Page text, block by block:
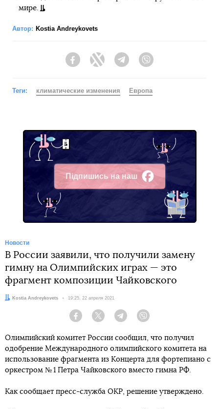
мире.
Автор: Kostia Andreykovets
FacebookTwitter Telegram
Теги: климатические изменения Европа
Підпишись на наш
Facebook
Новости
В России заявили, что получили замену
гимну на Олимпийских играх — это
фрагмент композиции Чайковского
Автор:Kostia Andreykovets Дата:
19:25, 22 апреля 2021
Facebook Twitter Telegram
Олимпийский комитет России сообщил, что получил
одобрение Международного олимпийского комитета на
использование фрагмента из Концерта для фортепиано с
оркестром № 1 Петра Чайковского вместо гимна РФ.
Как сообщает пресс-служба ОКР, решение утверждено.